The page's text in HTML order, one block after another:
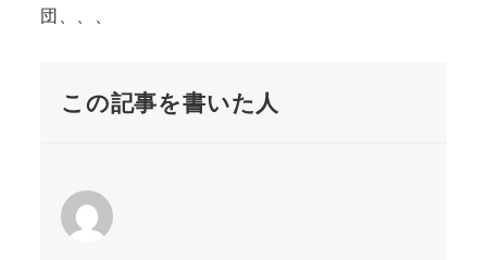
団、、、
この記事を書いた人